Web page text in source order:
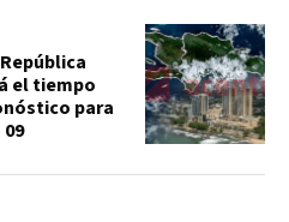
el tiempo
para